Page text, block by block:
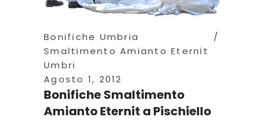
Bonifiche Umbria
Smaltimento Amianto Eternit
Umbri
Agosto 1, 2012
Bonifiche Smaltimento
Amianto Eternit a Pischiello